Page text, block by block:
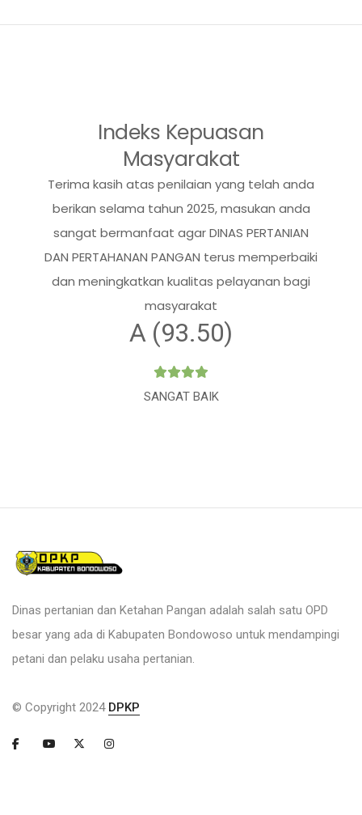
Indeks Kepuasan
Masyarakat
Terima kasih atas penilaian yang telah anda
berikan selama tahun 2025, masukan anda
sangat bermanfaat agar DINAS PERTANIAN
DAN PERTAHANAN PANGAN terus memperbaiki
dan meningkatkan kualitas pelayanan bagi
masyarakat
A (93.50)
SANGAT BAIK
Dinas pertanian dan Ketahan Pangan adalah salah satu OPD
besar yang ada di Kabupaten Bondowoso untuk mendampingi
petani dan pelaku usaha pertanian.
© Copyright 2024 DPKP